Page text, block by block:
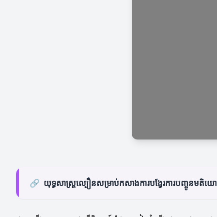
🔗 យុទ្ធសាស្ត្រល្បឿនសម្រាប់កសាងការបង្វែរការបញ្ចូនមតិ